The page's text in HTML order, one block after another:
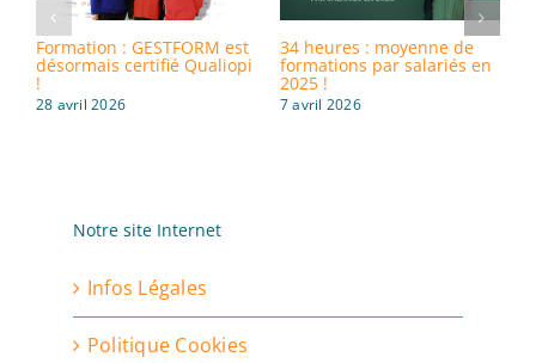
Formation : GESTFORM est
désormais certifié Qualiopi
!
28 avril 2026
34 heures : moyenne de
formations par salariés en
2025 !
7 avril 2026
Notre site Internet
Infos Légales
Politique Cookies